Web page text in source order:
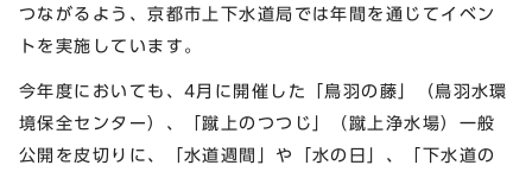
つながるよう、京都市上下水道局では年間を通じてイベン
トを実施しています。
今年度においても、4月に開催した「鳥羽の藤」（鳥羽水環
境保全センター）、「蹴上のつつじ」（蹴上浄水場）一般
公開を皮切りに、「水道週間」や「水の日」、「下水道の